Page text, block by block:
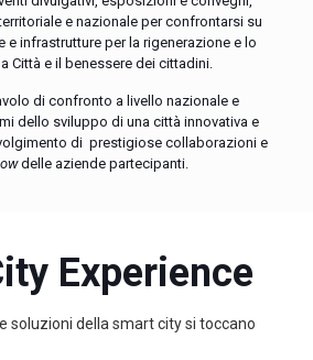
e nazionale per confrontarsi su
infrastrutture per la rigenerazione e lo
Città e il benessere dei cittadini.
di confronto a livello nazionale e
dello sviluppo di una città innovativa e
di prestigiose collaborazioni e
delle aziende partecipanti.
Experience
soluzioni della smart city si toccano